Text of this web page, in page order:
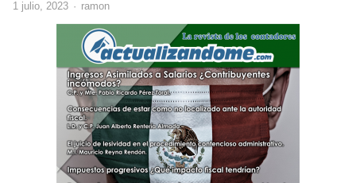
1 julio, 2023 Author
ramon